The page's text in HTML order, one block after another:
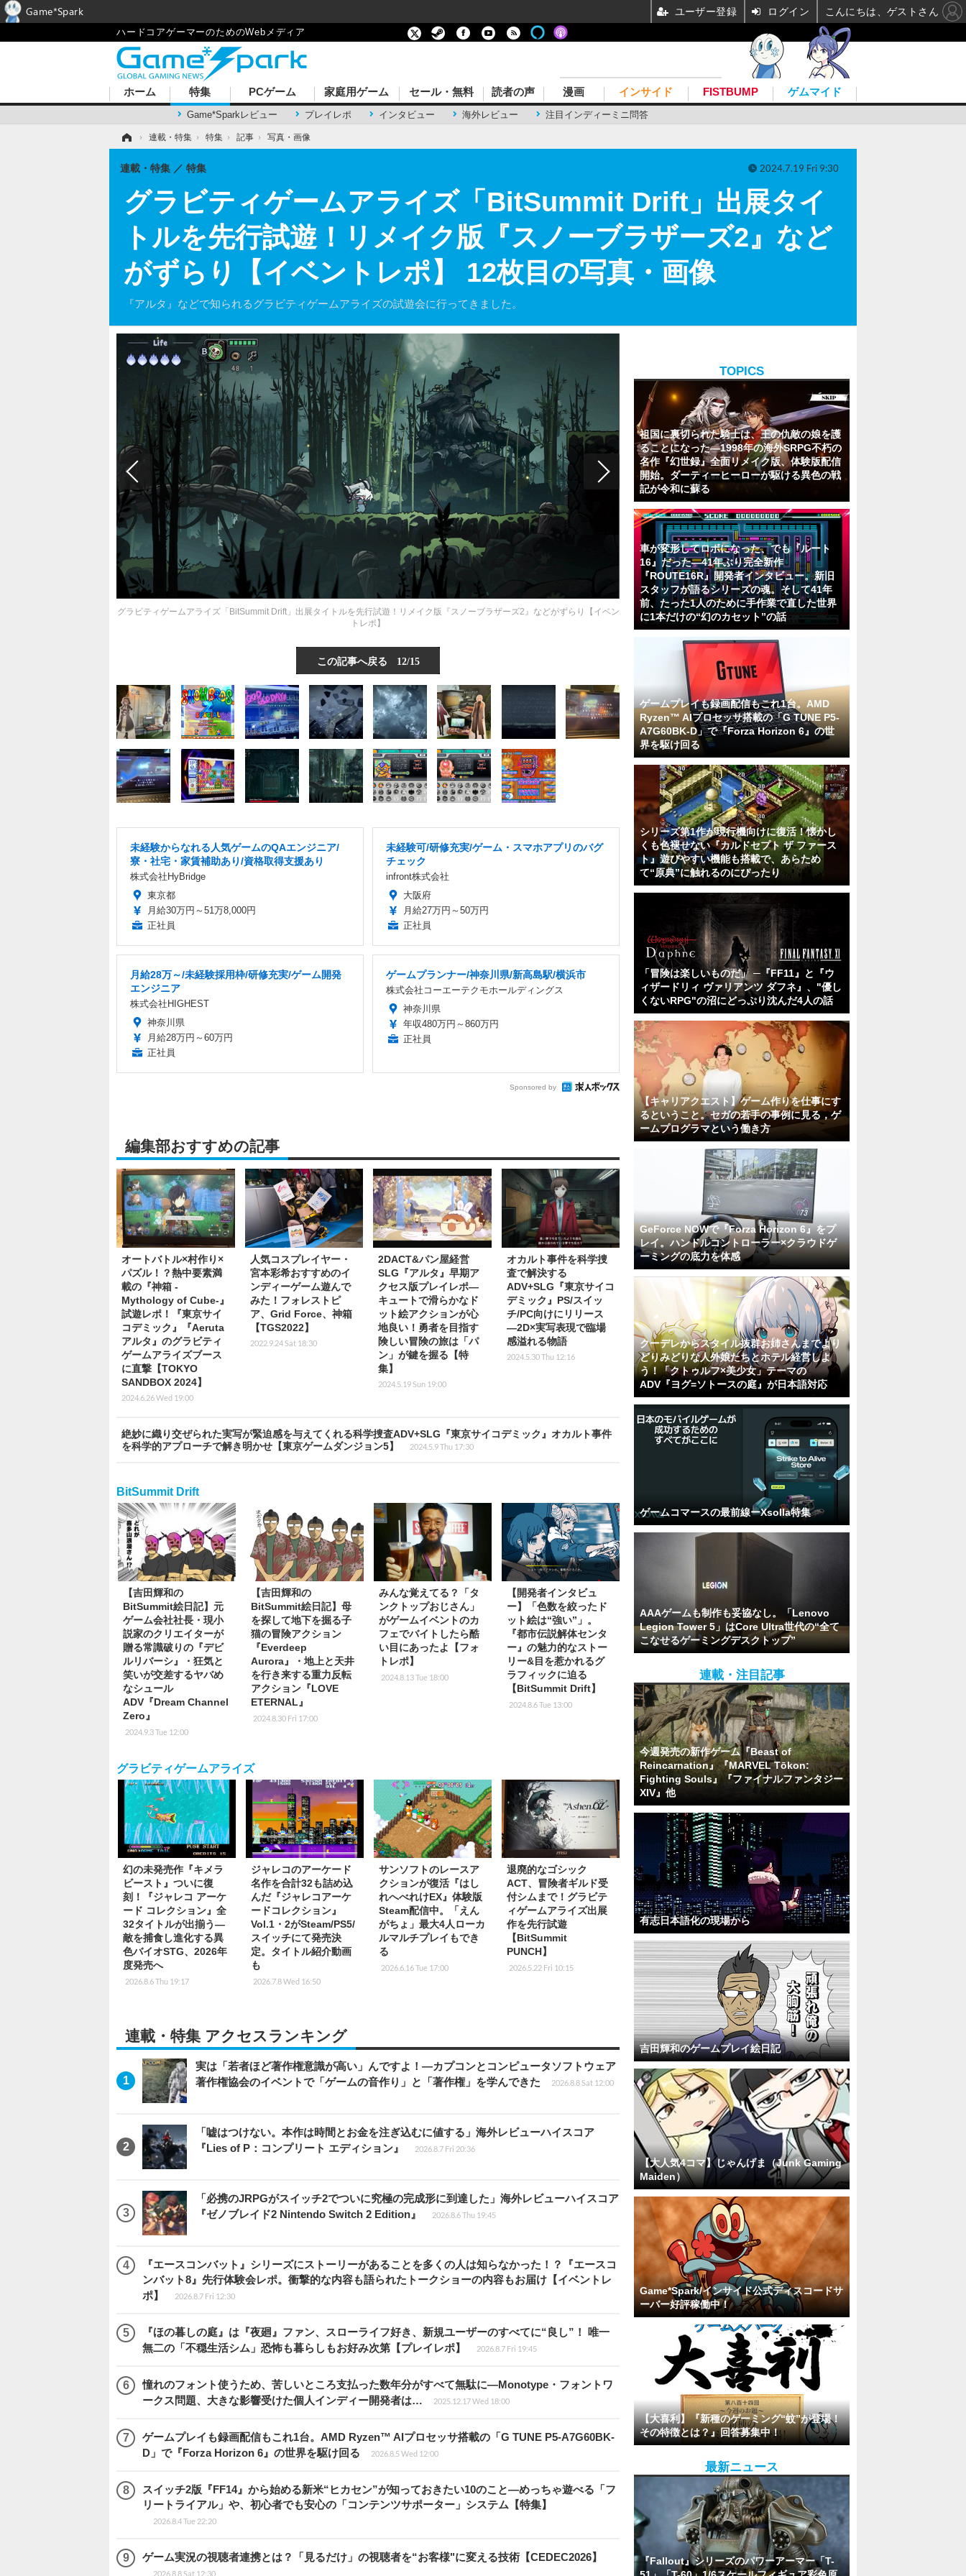
ハードコアゲーマーのためのWebメディア
ホーム 特集
Game*Sparkレビュー プレイレポ インタビュー 海外レビュー 注目インディーミニ問答
PCゲーム 家庭用ゲーム セール・無料 読者の声 漫画 インサイド FISTBUMP ゲムマイド
› 連載・特集 › 特集 › 記事 › 写真・画像
グラビティゲームアライズ「BitSummit Drift」出展タイ
トルを先行試遊！リメイク版『スノーブラザーズ2』など
がずらり【イベントレポ】 12枚目の写真・画像
『アルタ』などで知られるグラビティゲームアライズの試遊会に行ってきました。
連載・特集 特集 2024.7.19 Fri 9:30
グラビティゲームアライズ「BitSummit Drift」出展タイトルを先行試遊！リメイク版『スノーブラザーズ2』などがずらり【イベン
トレポ】
この記事へ戻る 12/15
未経験からなれる人気ゲームのQAエンジニア/
寮・社宅・家賃補助あり/資格取得支援あり
株式会社HyBridge
東京都
月給30万円～51万8,000円
正社員
未経験可/研修充実/ゲーム・スマホアプリのバグ
チェック
infront株式会社
大阪府
月給27万円～50万円
正社員
月給28万～/未経験採用枠/研修充実/ゲーム開発
エンジニア
株式会社HIGHEST
神奈川県
月給28万円～60万円
正社員
ゲームプランナー/神奈川県/新高島駅/横浜市
株式会社コーエーテクモホールディングス
神奈川県
年収480万円～860万円
正社員
Sponsored by
編集部おすすめの記事
オートバトル×村作り×
パズル！？熱中要素満
載の『神箱 -
Mythology of Cube-』
試遊レポ！『東京サイ
コデミック』『Aeruta
アルタ』のグラビティ
ゲームアライズブース
に直撃【TOKYO
SANDBOX 2024】
2024.6.26 Wed 19:00
人気コスプレイヤー・
宮本彩希おすすめのイ
ンディーゲーム遊んで
みた！フォレストピ
ア、Grid Force、神箱
【TGS2022】
2022.9.24 Sat 18:30
2DACT&パン屋経営
SLG『アルタ』早期ア
クセス版プレイレポ―
キュートで滑らかなド
ット絵アクションが心
地良い！勇者を目指す
険しい冒険の旅は「パ
ン」が鍵を握る【特
集】
2024.5.19 Sun 19:00
オカルト事件を科学捜
査で解決する
ADV+SLG『東京サイコ
デミック』PS/スイッ
チ/PC向けにリリース
―2D×実写表現で臨場
感溢れる物語
2024.5.30 Thu 12:16
絶妙に織り交ぜられた実写が緊迫感を与えてくれる科学捜査ADV+SLG『東京サイコデミック』オカルト事件
を科学的アプローチで解き明かせ【東京ゲームダンジョン5】
2024.5.9 Thu 17:30
BitSummit Drift
【吉田輝和の
BitSummit絵日記】元
ゲーム会社社長・現小
説家のクリエイターが
贈る常識破りの『デビ
ルリバーシ』・狂気と
笑いが交差するヤバめ
なシュール
ADV『Dream Channel
Zero』
2024.9.3 Tue 12:00
【吉田輝和の
BitSummit絵日記】母
を探して地下を掘る子
猫の冒険アクション
『Everdeep
Aurora』・地上と天井
を行き来する重力反転
アクション『LOVE
ETERNAL』
2024.8.30 Fri 17:00
みんな覚えてる？「タ
ンクトップおじさん」
がゲームイベントのカ
フェでバイトしたら酷
い目にあったよ【フォ
トレポ】
2024.8.13 Tue 18:00
【開発者インタビュ
ー】「色数を絞ったド
ット絵は“強い”」。
『都市伝説解体センタ
ー』の魅力的なストー
リー&目を惹かれるグ
ラフィックに迫る
【BitSummit Drift】
2024.8.6 Tue 13:00
グラビティゲームアライズ
幻の未発売作『キメラ
ビースト』ついに復
刻！『ジャレコ アーケ
ード コレクション』全
32タイトルが出揃う―
敵を捕食し進化する異
色バイオSTG、2026年
度発売へ
2026.8.6 Thu 19:17
ジャレコのアーケード
名作を合計32も詰め込
んだ『ジャレコアーケ
ードコレクション』
Vol.1・2がSteam/PS5/
スイッチにて発売決
定。タイトル紹介動画
も
2026.7.8 Wed 16:50
サンソフトのレースア
クションが復活『はし
れへべれけEX』体験版
Steam配信中。「えん
がちょ」最大4人ローカ
ルマルチプレイもでき
る
2026.6.16 Tue 17:00
退廃的なゴシック
ACT、冒険者ギルド受
付シムまで！グラビテ
ィゲームアライズ出展
作を先行試遊
【BitSummit
PUNCH】
2026.5.22 Fri 10:15
連載・特集 アクセスランキング
実は「若者ほど著作権意識が高い」んですよ！―カプコンとコンピュータソフトウェア
著作権協会のイベントで「ゲームの音作り」と「著作権」を学んできた
2026.8.8 Sat 12:00
「嘘はつけない。本作は時間とお金を注ぎ込むに値する」海外レビューハイスコア
『Lies of P：コンプリート エディション』
2026.8.7 Fri 20:36
「必携のJRPGがスイッチ2でついに究極の完成形に到達した」海外レビューハイスコア
『ゼノブレイド2 Nintendo Switch 2 Edition』
2026.8.6 Thu 19:45
『エースコンバット』シリーズにストーリーがあることを多くの人は知らなかった！？『エースコ
ンバット8』先行体験会レポ。衝撃的な内容も語られたトークショーの内容もお届け【イベントレ
ポ】
2026.8.7 Fri 12:30
『ほの暮しの庭』は『夜廻』ファン、スローライフ好き、新規ユーザーのすべてに“良し”！ 唯一
無二の「不穏生活シム」恐怖も暮らしもお好み次第【プレイレポ】
2026.8.7 Fri 19:45
憧れのフォント使うため、苦しいところ支払った数年分がすべて無駄に―Monotype・フォントワ
ークス問題、大きな影響受けた個人インディー開発者は…
2025.12.17 Wed 18:00
ゲームプレイも録画配信もこれ1台。AMD Ryzen™ AIプロセッサ搭載の「G TUNE P5-A7G60BK-
D」で『Forza Horizon 6』の世界を駆け回る
2026.8.5 Wed 12:00
スイッチ2版『FF14』から始める新米“ヒカセン”が知っておきたい10のこと―めっちゃ遊べる「フ
リートライアル」や、初心者でも安心の「コンテンツサポーター」システム【特集】
2026.8.4 Tue 22:20
ゲーム実況の視聴者連携とは？「見るだけ」の視聴者を“お客様"に変える技術【CEDEC2026】
2026.8.8 Sat 12:30
TOPICS
祖国に裏切られた騎士は、王の仇敵の娘を護
ることになった―1998年の海外SRPG不朽の
名作『幻世録』全面リメイク版、体験版配信
開始。ダーティーヒーローが駆ける異色の戦
記が令和に蘇る
車が変形してロボになった、でも『ルート
16』だった―41年ぶり完全新作
『ROUTE16R』開発者インタビュー。新旧
スタッフが語るシリーズの魂。そして41年
前、たった1人のために手作業で直した世界
に1本だけの“幻のカセット”の話
ゲームプレイも録画配信もこれ1台。AMD
Ryzen™ AIプロセッサ搭載の「G TUNE P5-
A7G60BK-D」で『Forza Horizon 6』の世
界を駆け回る
シリーズ第1作が現行機向けに復活！懐かし
くも色褪せない『カルドセプト ザ ファース
ト』遊びやすい機能も搭載で、あらため
て“原典”に触れるのにぴったり
「冒険は楽しいものだ」 ─『FF11』と『ウ
ィザードリィ ヴァリアンツ ダフネ』、"優し
くないRPG"の沼にどっぷり沈んだ4人の話
【キャリアクエスト】ゲーム作りを仕事にす
るということ。セガの若手の事例に見る，ゲ
ームプログラマという働き方
GeForce NOWで『Forza Horizon 6』をプ
レイ。ハンドルコントローラー×クラウドゲ
ーミングの底力を体感
クーデレからスタイル抜群お姉さんまでより
どりみどりな人外娘たちとホテル経営しよ
う！「クトゥルフ×美少女」テーマの
ADV『ヨグ=ソトースの庭』が日本語対応
ゲームコマースの最前線ーXsolla特集
AAAゲームも制作も妥協なし。「Lenovo
Legion Tower 5」はCore Ultra世代の“全て
こなせるゲーミングデスクトップ”
連載・注目記事
今週発売の新作ゲーム『Beast of
Reincarnation』『MARVEL Tōkon:
Fighting Souls』『ファイナルファンタジー
XIV』他
有志日本語化の現場から
吉田輝和のゲームプレイ絵日記
【大人気4コマ】じゃんげま（Junk Gaming
Maiden）
Game*Spark/インサイド公式ディスコードサ
ーバー好評稼働中！
【大喜利】『新種のゲーミング“蚊”が登場！
その特徴とは？』回答募集中！
最新ニュース
『Fallout』シリーズのパワーアーマー「T-
Game*Spark ユーザー登録 ログイン こんにちは、ゲストさん